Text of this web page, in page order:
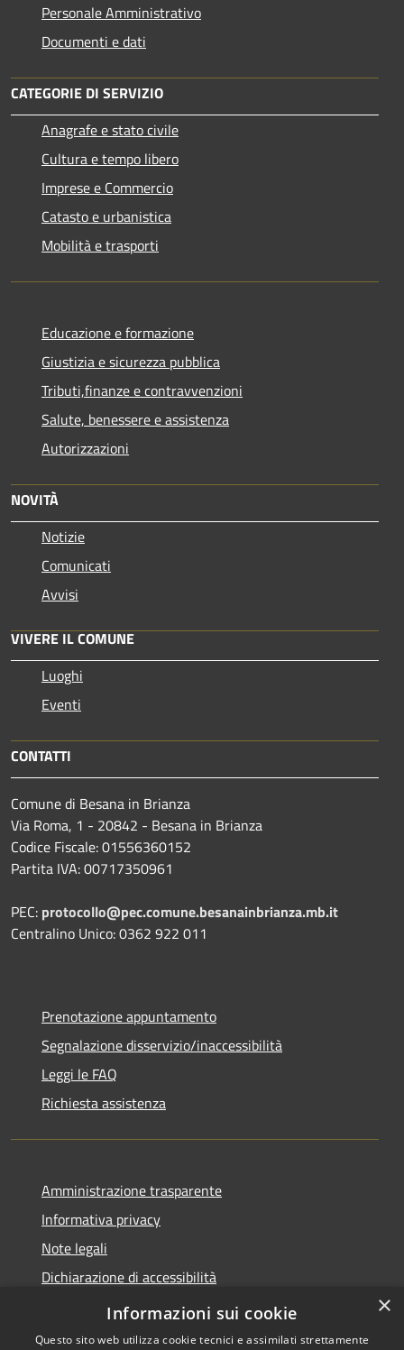
Personale Amministrativo
Documenti e dati
CATEGORIE DI SERVIZIO
Anagrafe e stato civile
Cultura e tempo libero
Imprese e Commercio
Catasto e urbanistica
Mobilità e trasporti
Educazione e formazione
Giustizia e sicurezza pubblica
Tributi,finanze e contravvenzioni
Salute, benessere e assistenza
Autorizzazioni
NOVITÀ
Notizie
Comunicati
Avvisi
VIVERE IL COMUNE
Luoghi
Eventi
CONTATTI
Comune di Besana in Brianza
Via Roma, 1 - 20842 - Besana in Brianza
Codice Fiscale: 01556360152
Partita IVA: 00717350961
PEC: protocollo@pec.comune.besanainbrianza.mb.it
Centralino Unico: 0362 922 011
Prenotazione appuntamento
Segnalazione disservizio/inaccessibilità
Leggi le FAQ
Richiesta assistenza
Amministrazione trasparente
Informativa privacy
Note legali
Dichiarazione di accessibilità
Dichiarazione di accessibilità APP Municipium
×
Informazioni sui cookie
Questo sito web utilizza cookie tecnici e assimilati strettamente